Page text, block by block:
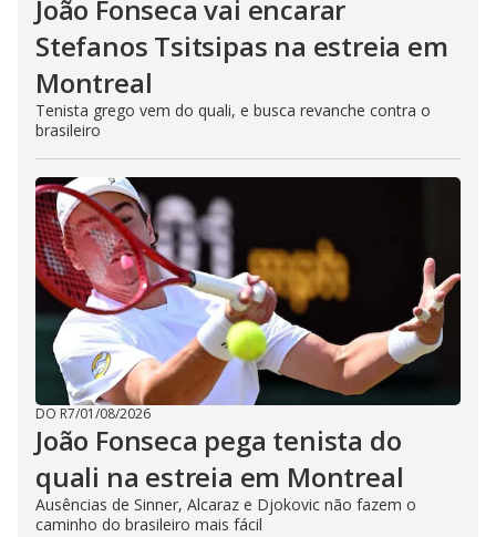
João Fonseca vai encarar
Stefanos Tsitsipas na estreia em
Montreal
Tenista grego vem do quali, e busca revanche contra o
brasileiro
DO R7/01/08/2026
João Fonseca pega tenista do
quali na estreia em Montreal
Ausências de Sinner, Alcaraz e Djokovic não fazem o
caminho do brasileiro mais fácil